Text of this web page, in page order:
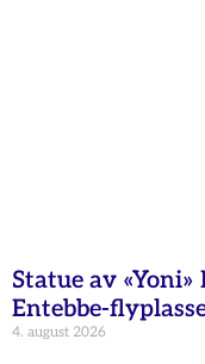
Statue av
Entebbe-
4. august 2026